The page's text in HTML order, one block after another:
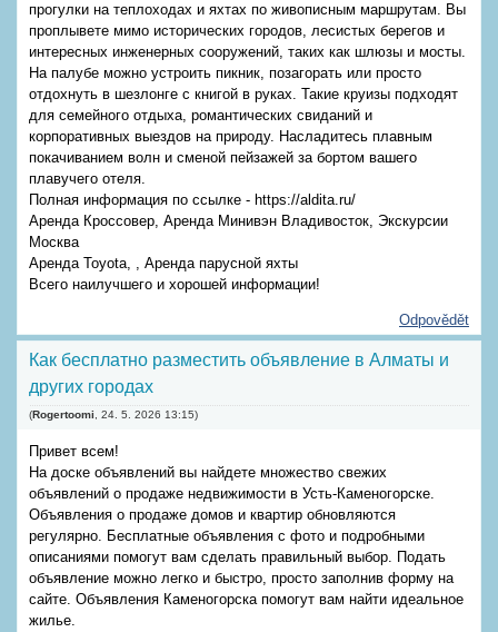
прогулки на теплоходах и яхтах по живописным маршрутам. Вы
проплывете мимо исторических городов, лесистых берегов и
интересных инженерных сооружений, таких как шлюзы и мосты.
На палубе можно устроить пикник, позагорать или просто
отдохнуть в шезлонге с книгой в руках. Такие круизы подходят
для семейного отдыха, романтических свиданий и
корпоративных выездов на природу. Насладитесь плавным
покачиванием волн и сменой пейзажей за бортом вашего
плавучего отеля.
Полная информация по ссылке - https://aldita.ru/
Аренда Кроссовер, Аренда Минивэн Владивосток, Экскурсии
Москва
Аренда Toyota, , Аренда парусной яхты
Всего наилучшего и хорошей информации!
Odpovědět
Как бесплатно разместить объявление в Алматы и
других городах
(Rogertoomi 24. 5. 2026 13:15)
Привет всем!
На доске объявлений вы найдете множество свежих
объявлений о продаже недвижимости в Усть-Каменогорске.
Объявления о продаже домов и квартир обновляются
регулярно. Бесплатные объявления с фото и подробными
описаниями помогут вам сделать правильный выбор. Подать
объявление можно легко и быстро, просто заполнив форму на
сайте. Объявления Каменогорска помогут вам найти идеальное
жилье.